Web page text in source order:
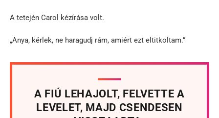
A tetején Carol kézírása volt.
„Anya, kérlek, ne haragudj rám, amiért ezt eltitkoltam.”
A FIÚ LEHAJOLT, FELVETTE A
LEVELET, MAJD CSENDESEN